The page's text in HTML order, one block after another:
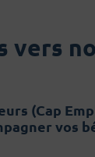
(Cap
vos